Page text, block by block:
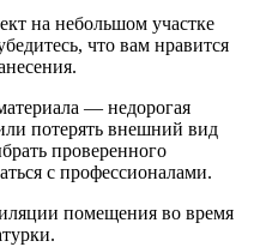
на небольшом участке
что вам нравится
— недорогая
потерять внешний вид
проверенного
с профессионалами.
помещения во время